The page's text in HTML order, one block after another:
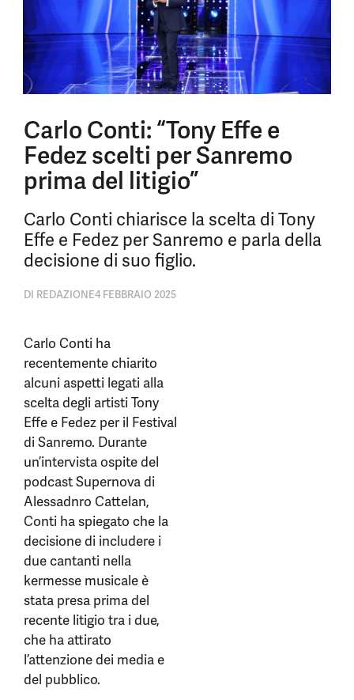
Carlo Conti: “Tony Effe e
Fedez scelti per Sanremo
prima del litigio”
Carlo Conti chiarisce la scelta di Tony
Effe e Fedez per Sanremo e parla della
decisione di suo figlio.
DI REDAZIONE4 FEBBRAIO 2025
Carlo Conti ha
recentemente chiarito
alcuni aspetti legati alla
scelta degli artisti Tony
Effe e Fedez per il Festival
di Sanremo. Durante
un’intervista ospite del
podcast Supernova di
Alessadnro Cattelan,
Conti ha spiegato che la
decisione di includere i
due cantanti nella
kermesse musicale è
stata presa prima del
recente litigio tra i due,
che ha attirato
l’attenzione dei media e
del pubblico.